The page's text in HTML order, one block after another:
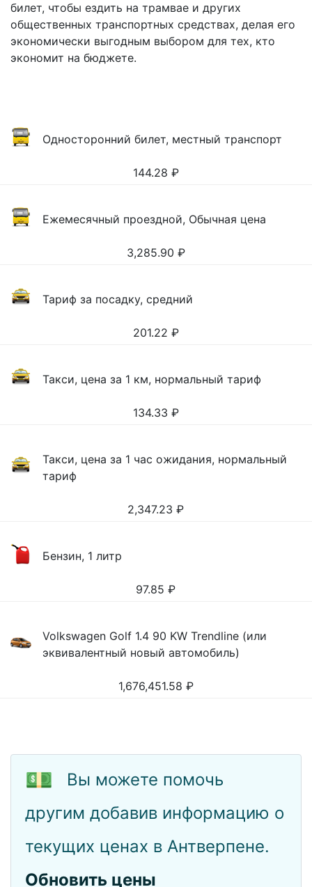
билет, чтобы ездить на трамвае и других
общественных транспортных средствах, делая его
экономически выгодным выбором для тех, кто
экономит на бюджете.
Односторонний билет, местный транспорт
144.28 ₽
Ежемесячный проездной, Обычная цена
3,285.90 ₽
Тариф за посадку, средний
201.22 ₽
Такси, цена за 1 км, нормальный тариф
134.33 ₽
Такси, цена за 1 час ожидания, нормальный
тариф
2,347.23 ₽
Бензин, 1 литр
97.85 ₽
Volkswagen Golf 1.4 90 KW Trendline (или
эквивалентный новый автомобиль)
1,676,451.58 ₽
💵
Вы можете помочь
другим добавив информацию о
текущих ценах в Антверпене.
Обновить цены